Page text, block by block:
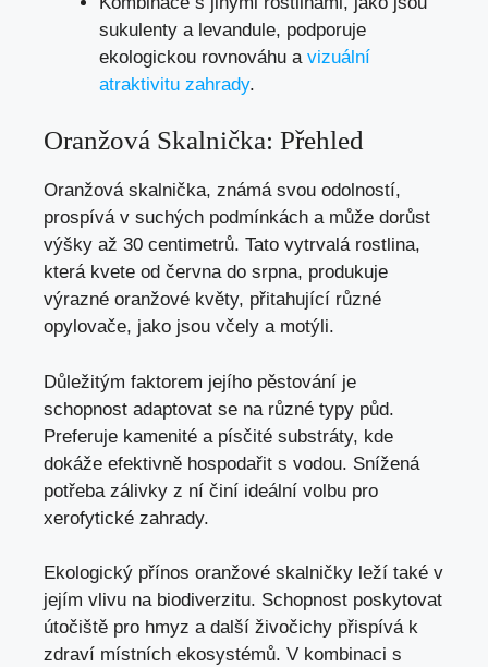
sukulenty a levandule, podporuje
ekologickou rovnováhu a vizuální
atraktivitu zahrady.
Oranžová Skalnička: Přehled
Oranžová skalnička, známá svou odolností,
prospívá v suchých podmínkách a může dorůst
výšky až 30 centimetrů. Tato vytrvalá rostlina,
která kvete od června do srpna, produkuje
výrazné oranžové květy, přitahující různé
opylovače, jako jsou včely a motýli.
Důležitým faktorem jejího pěstování je
schopnost adaptovat se na různé typy půd.
Preferuje kamenité a písčité substráty, kde
dokáže efektivně hospodařit s vodou. Snížená
potřeba zálivky z ní činí ideální volbu pro
xerofytické zahrady.
Ekologický přínos oranžové skalničky leží také v
jejím vlivu na biodiverzitu. Schopnost poskytovat
útočiště pro hmyz a další živočichy přispívá k
zdraví místních ekosystémů. V kombinaci s